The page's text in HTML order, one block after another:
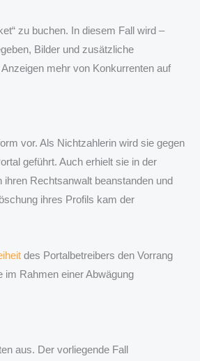
zu buchen. In diesem Fall wird –
Bilder und zusätzliche
mehr von Konkurrenten auf
vor. Als Nichtzahlerin wird sie gegen
geführt. Auch erhielt sie in der
Rechtsanwalt beanstanden und
ihres Profils kam der
des Portalbetreibers den Vorrang
im Rahmen einer Abwägung
aus. Der vorliegende Fall